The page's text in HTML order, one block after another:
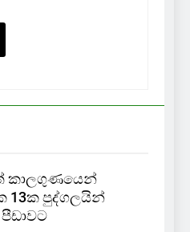
කාලගුණයෙන්
13ක පුද්ගලයින්